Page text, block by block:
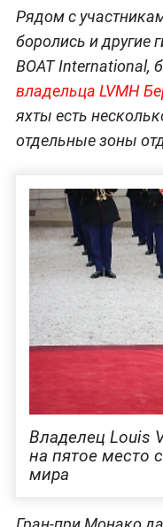
Рядом с
боролись и другие
BOAT International,
владельца LVMH
яхты есть
отдельные зоны
Владелец Louis
на пятое место
мира